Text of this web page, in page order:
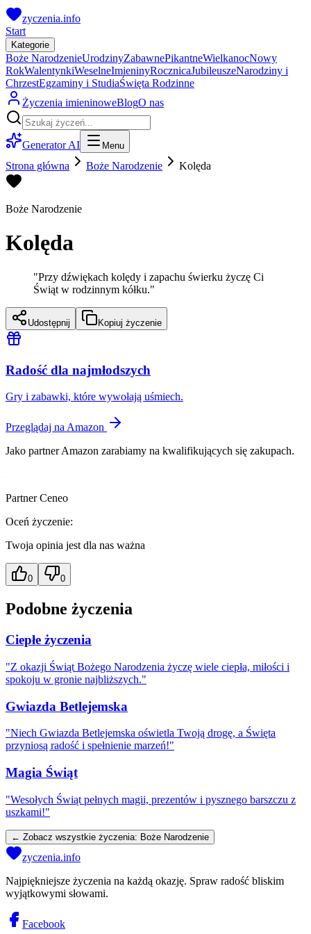
zyczenia.info
Start
Kategorie
Boże NarodzenieUrodzinyZabawnePikantneWielkanocNowy
RokWalentynkiWeselneImieninyRocznicaJubileuszeNarodziny i
ChrzestEgzaminy i StudiaŚwięta Rodzinne
Życzenia imieninoweBlogO nas
Generator AI Menu
Strona główna Boże Narodzenie Kolęda
Boże Narodzenie
Kolęda
"Przy dźwiękach kolędy i zapachu świerku życzę Ci
Świąt w rodzinnym kółku."
Udostępnij Kopiuj życzenie
Radość dla najmłodszych
Gry i zabawki, które wywołają uśmiech.
Przeglądaj na Amazon
Jako partner Amazon zarabiamy na kwalifikujących się zakupach.
Partner Ceneo
Oceń życzenie:
Twoja opinia jest dla nas ważna
0 0
Podobne życzenia
Ciepłe życzenia
"Z okazji Świąt Bożego Narodzenia życzę wiele ciepła, miłości i
spokoju w gronie najbliższych."
Gwiazda Betlejemska
"Niech Gwiazda Betlejemska oświetla Twoją drogę, a Święta
przyniosą radość i spełnienie marzeń!"
Magia Świąt
"Wesołych Świąt pełnych magii, prezentów i pysznego barszczu z
uszkami!"
← Zobacz wszystkie życzenia: Boże Narodzenie
zyczenia.info
Najpiękniejsze życzenia na każdą okazję. Spraw radość bliskim
wyjątkowymi słowami.
Facebook